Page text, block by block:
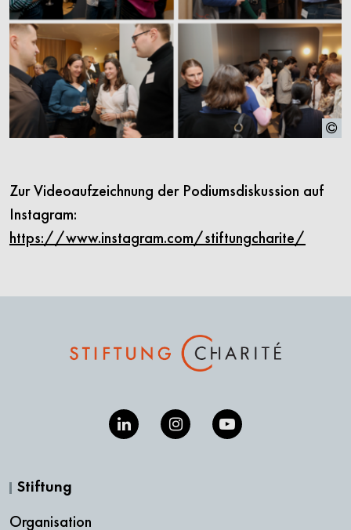
Zur Videoaufzeichnung der Podiumsdiskussion auf
Instagram:
https://www.instagram.com/stiftungcharite/
Stiftung
Organisation